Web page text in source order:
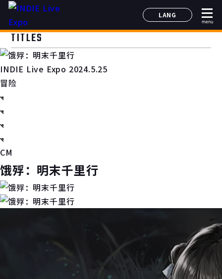
LANG
日本語
menu
TITLES
INDIE Live Expo 2024.5.25
冒险
CM
饿殍：明末千里行